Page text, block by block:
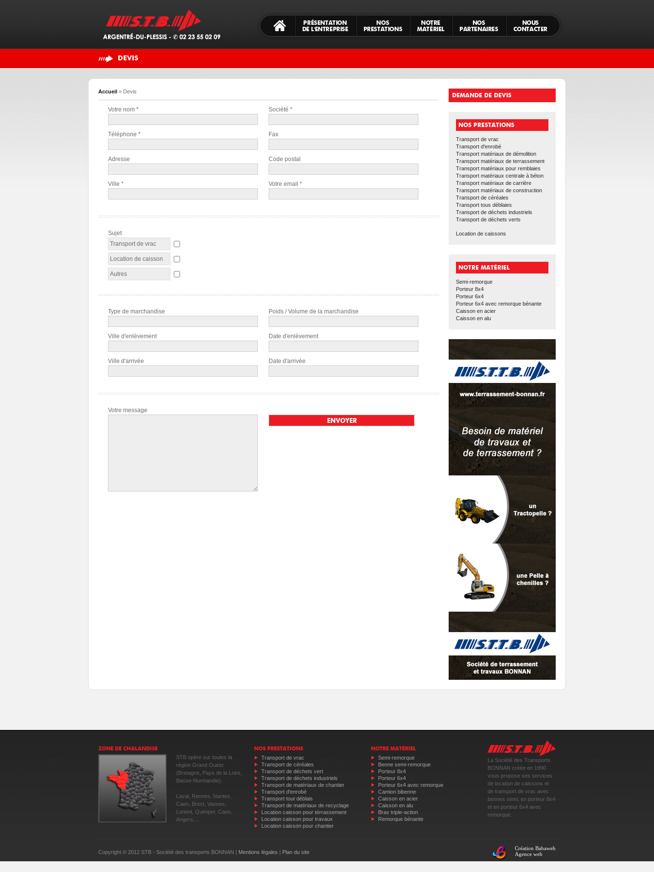
PRÉSENTATION
DE L'ENTREPRISE
NOS
PRESTATIONS
NOTRE
MATÉRIEL
NOS
PARTENAIRES
NOUS
CONTACTER
DEVIS
Accueil » Devis
Votre nom * Société *
Téléphone * Fax
Adresse Code postal
Ville * Votre email *
Sujet
Transport de vrac
Location de caisson
Autres
Type de marchandise Poids / Volume de la marchandise
Ville d'enlèvement Date d'enlèvement
Ville d'arrivée Date d'arrivée
Votre message
DEMANDE DE DEVIS
NOS PRESTATIONS
Transport de vrac
Transport d'enrobé
Transport matériaux de démolition
Transport matériaux de terrassement
Transport matériaux pour remblaies
Transport matériaux centrale à béton
Transport matériaux de carrière
Transport matériaux de construction
Transport de céréales
Transport tous déblaies
Transport de déchets industriels
Transport de déchets verts
Location de caissons
NOTRE MATÉRIEL
Semi-remorque
Porteur 8x4
Porteur 6x4
Porteur 6x4 avec remorque bénante
Caisson en acier
Caisson en alu
ZONE DE CHALANDISE
STB opère sur toutes la
région Grand Ouest
(Bretagne, Pays de la Loire,
Basse-Normandie).
Laval, Rennes, Nantes,
Caen, Brest, Vannes,
Lorient, Quimper, Caen,
Angers,...
NOS PRESTATIONS
Transport de vrac
Transport de céréales
Transport de déchets vert
Transport de déchets industriels
Transport de matériaux de chantier
Transport d'enrobé
Transport tout déblais
Transport de matériaux de recyclage
Location caisson pour térrassement
Location caisson pour travaux
Location caisson pour chantier
NOTRE MATÉRIEL
Semi-remorque
Benne semi-remorque
Porteur 8x4
Porteur 6x4
Porteur 6x4 avec remorque
Camion bibenne
Caisson en acier
Caisson en alu
Bras triple-action
Remorque bénante
La Société des Transports
BONNAN créée en 1990
vous propose ses services
de location de caissons et
de transport de vrac avec
bennes semi, en porteur 8x4
et en porteur 6x4 avec
remorque.
Copyright © 2012 STB - Société des transports BONNAN | Mentions légales | Plan du site
Création Babaweb
Agence web